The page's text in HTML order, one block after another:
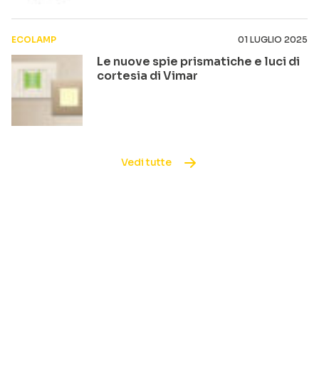
ECOLAMP 01 LUGLIO 2025
Le nuove spie prismatiche e luci di
cortesia di Vimar
Vedi tutte